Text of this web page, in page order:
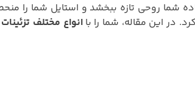
شما روحی تازه ببخشد و استایل شما را
در این مقاله، شما را باانواع مختلف